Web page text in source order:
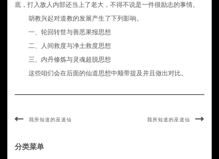
底，打入敌人内部还当上了老大，不得不说是一件很励志的事情。
胡教兴起对道教的发展产生了下列影响。
一、轮回转世与善恶果报思想
二、人间救度与净土救度思想
三、内丹修炼与灵魂超脱思想
这些咱们会在后面的仙道思想中顺带提及并且做出对比。
我所知道的巫道仙 我所知道的巫道仙
分类菜单